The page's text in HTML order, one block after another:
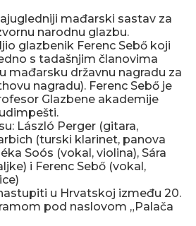
mađarski sastav za
narodnu glazbu.
glazbenik Ferenc Sebő koji
s tadašnjim članovima
mađarsku državnu nagradu za
nagradu). Ferenc Sebő je
Glazbene akademije
László Perger (gitara,
(turski klarinet, panova
Soós (vokal, violina), Sára
i Ferenc Sebő (vokal,
u Hrvatskoj između 20.
pod naslovom „Palača